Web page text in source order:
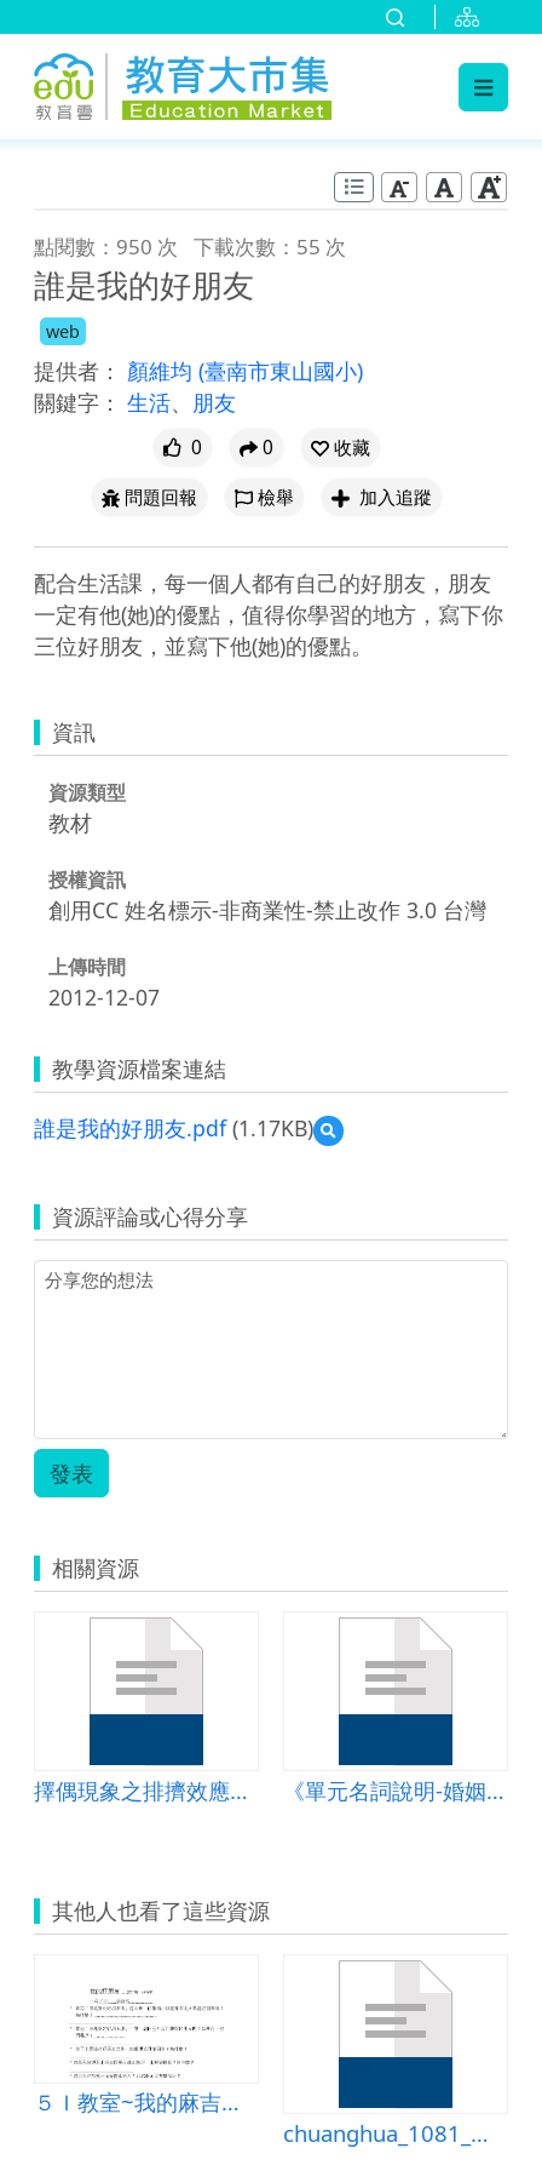
點閱數：950 次 下載次數：55 次
誰是我的好朋友
web
提供者： 顏維均 (臺南市東山國小)
關鍵字： 生活、 朋友
0 0
收藏
問題回報
檢舉 加入追蹤
配合生活課，每一個人都有自己的好朋友，朋友
一定有他(她)的優點，值得你學習的地方，寫下你
三位好朋友，並寫下他(她)的優點。
資訊
資源類型
教材
授權資訊
創用CC 姓名標示-非商業性-禁止改作 3.0 台灣
上傳時間
2012-12-07
教學資源檔案連結
誰是我的好朋友.pdf(1.17KB)
預
覽
的
好
資源評論或心得分享
發表
相關資源
擇偶現象之排擠效應教案 《單元名詞說明-婚姻斜坡、婚姻排擠》簡報
其他人也看了這些資源
５Ｉ教室~我的麻吉朋友
chuanghua_1081_交朋友教案